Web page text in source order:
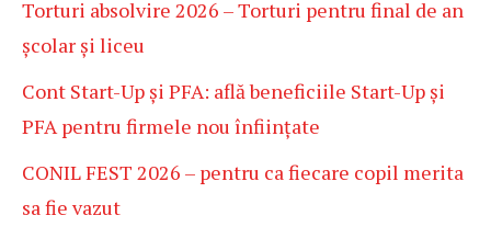
Torturi absolvire 2026 – Torturi pentru final de an
școlar și liceu
Cont Start-Up și PFA: află beneficiile Start-Up și
PFA pentru firmele nou înființate
CONIL FEST 2026 – pentru ca fiecare copil merita
sa fie vazut